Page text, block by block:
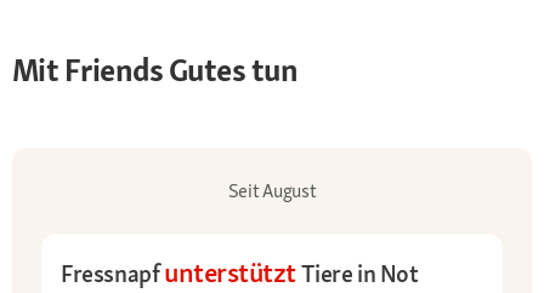
Mit Friends Gutes tun
Seit August
FressnapfunterstütztTiere in Not